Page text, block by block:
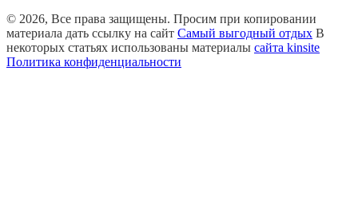
© 2026, Все права защищены. Просим при копировании
материала дать ссылку на сайт Самый выгодный отдых В
некоторых статьях использованы материалы сайта kinsite
Политика конфиденциальности